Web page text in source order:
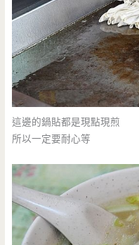
這邊的鍋貼都是現點現煎
所以一定要耐心等